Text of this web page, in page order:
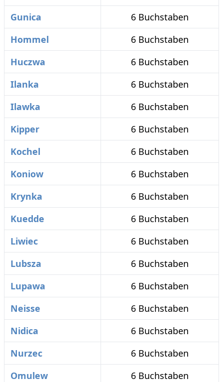
Gunica
6 Buchstaben
Hommel
6 Buchstaben
Huczwa
6 Buchstaben
Ilanka
6 Buchstaben
Ilawka
6 Buchstaben
Kipper
6 Buchstaben
Kochel
6 Buchstaben
Koniow
6 Buchstaben
Krynka
6 Buchstaben
Kuedde
6 Buchstaben
Liwiec
6 Buchstaben
Lubsza
6 Buchstaben
Lupawa
6 Buchstaben
Neisse
6 Buchstaben
Nidica
6 Buchstaben
Nurzec
6 Buchstaben
Omulew
6 Buchstaben